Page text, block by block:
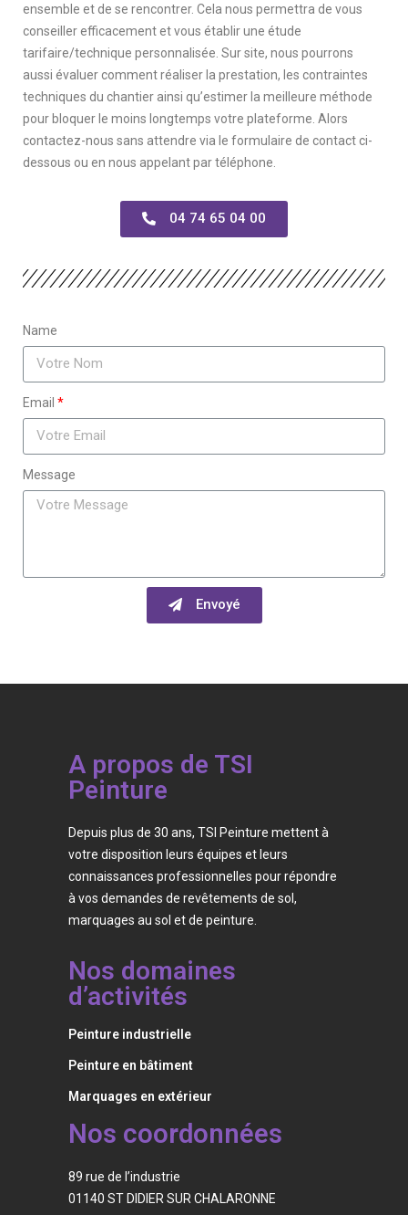
ensemble et de se rencontrer. Cela nous permettra de vous
conseiller efficacement et vous établir une étude
tarifaire/technique personnalisée. Sur site, nous pourrons
aussi évaluer comment réaliser la prestation, les contraintes
techniques du chantier ainsi qu’estimer la meilleure méthode
pour bloquer le moins longtemps votre plateforme. Alors
contactez-nous sans attendre via le formulaire de contact ci-
dessous ou en nous appelant par téléphone.
04 74 65 04 00
Name
Email
Message
Envoyé
A propos de TSI
Peinture
Depuis plus de 30 ans, TSI Peinture mettent à
votre disposition leurs équipes et leurs
connaissances professionnelles pour répondre
à vos demandes de revêtements de sol,
marquages au sol et de peinture.
Nos domaines
d’activités
Peinture industrielle
Peinture en bâtiment
Marquages en extérieur
Nos coordonnées
89 rue de l’industrie
01140 ST DIDIER SUR CHALARONNE